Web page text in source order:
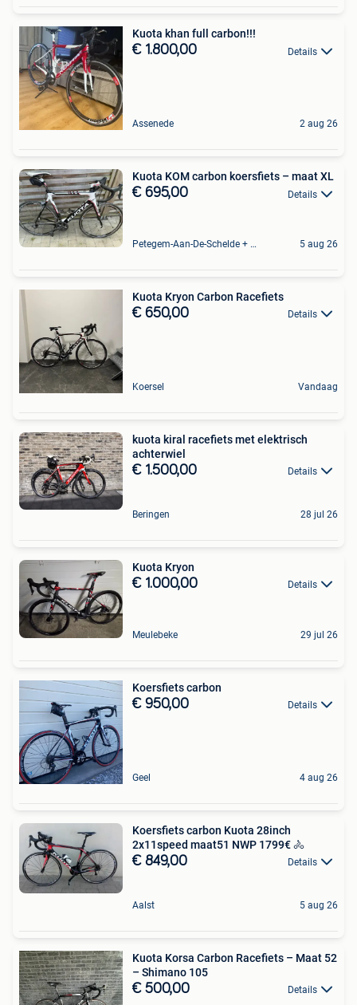
Kuota khan full carbon!!!
€ 1.800,00 Details
Assenede 2 aug 26
Kuota KOM carbon koersfiets – maat XL
€ 695,00 Details
Petegem-Aan-De-Schelde + Deel Van Oudenaarde 5 aug 26
Kuota Kryon Carbon Racefiets
€ 650,00 Details
Koersel Vandaag
kuota kiral racefiets met elektrisch
achterwiel
€ 1.500,00 Details
Beringen 28 jul 26
Kuota Kryon
€ 1.000,00 Details
Meulebeke 29 jul 26
Koersfiets carbon
€ 950,00 Details
Geel 4 aug 26
Koersfiets carbon Kuota 28inch
2x11speed maat51 NWP 1799€ 🚴
€ 849,00 Details
Aalst 5 aug 26
Kuota Korsa Carbon Racefiets – Maat 52
– Shimano 105
€ 500,00 Details